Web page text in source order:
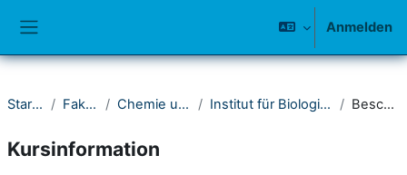
Anmelden
Startseite Fakultät IV Chemie und Biologie Institut für Biologie - Fachdidaktik Beschreibung
Kursinformation